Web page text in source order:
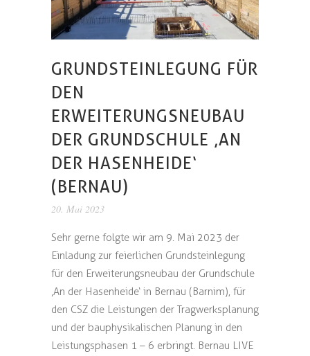
GRUNDSTEINLEGUNG FÜR
DEN
ERWEITERUNGSNEUBAU
DER GRUNDSCHULE ‚AN
DER HASENHEIDE‘
(BERNAU)
20. Mai 2023
Sehr gerne folgte wir am 9. Mai 2023 der
Einladung zur feierlichen Grundsteinlegung
für den Erweiterungsneubau der Grundschule
‚An der Hasenheide‘ in Bernau (Barnim), für
den CSZ die Leistungen der Tragwerksplanung
und der bauphysikalischen Planung in den
Leistungsphasen 1 – 6 erbringt. Bernau LIVE